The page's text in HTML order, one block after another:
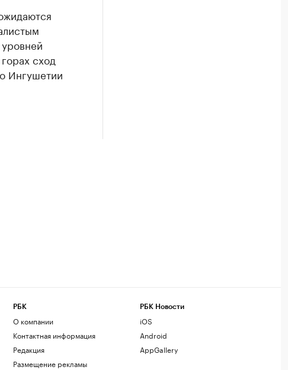
сход
Ингушетии
РБК
О компании
Контактная информация
Редакция
Размещение рекламы
РБК Новости
iOS
Android
AppGallery